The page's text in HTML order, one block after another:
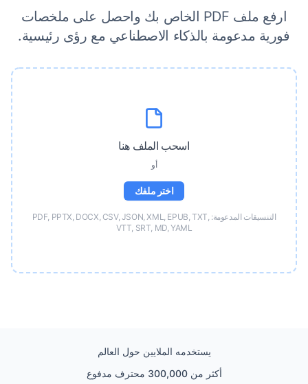
ارفع ملف PDF الخاص بك واحصل على ملخصات
فورية مدعومة بالذكاء الاصطناعي مع رؤى رئيسية.
اسحب الملف هنا
أو
اختر ملفك
التنسيقات المدعومة: PDF, PPTX, DOCX, CSV, JSON, XML, EPUB, TXT,
VTT, SRT, MD, YAML
يستخدمه الملايين حول العالم
أكثر من 300,000 محترف مدفوع